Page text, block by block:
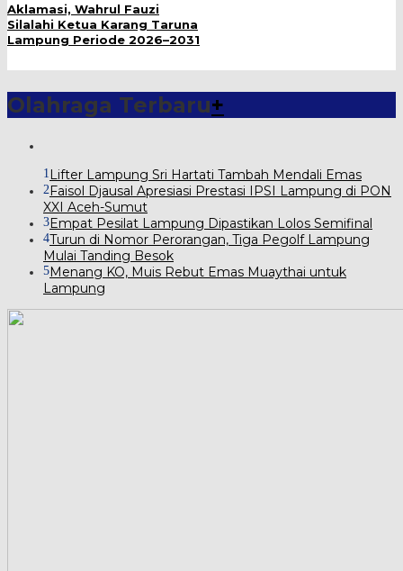
Aklamasi, Wahrul Fauzi
Silalahi Ketua Karang Taruna
Lampung Periode 2026–2031
Olahraga Terbaru+
1 Lifter Lampung Sri Hartati Tambah Mendali Emas
2 Faisol Djausal Apresiasi Prestasi IPSI Lampung di PON
XXI Aceh-Sumut
3Empat Pesilat Lampung Dipastikan Lolos Semifinal
4Turun di Nomor Perorangan, Tiga Pegolf Lampung
Mulai Tanding Besok
5Menang KO, Muis Rebut Emas Muaythai untuk
Lampung